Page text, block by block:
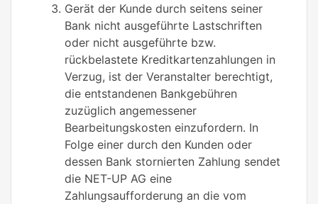
Gerät der Kunde durch seitens seiner
Bank nicht ausgeführte Lastschriften
oder nicht ausgeführte bzw.
rückbelastete Kreditkartenzahlungen in
Verzug, ist der Veranstalter berechtigt,
die entstandenen Bankgebühren
zuzüglich angemessener
Bearbeitungskosten einzufordern. In
Folge einer durch den Kunden oder
dessen Bank stornierten Zahlung sendet
die NET-UP AG eine
Zahlungsaufforderung an die vom